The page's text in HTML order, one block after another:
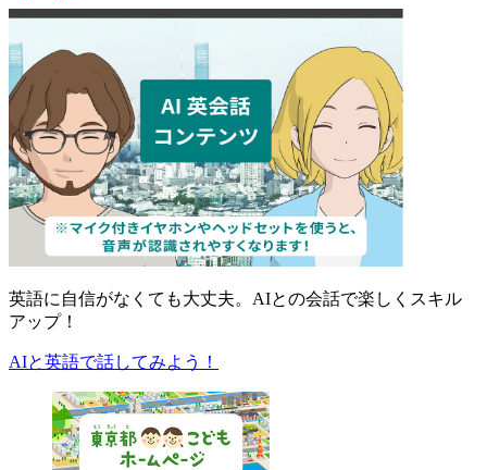
英語に自信がなくても大丈夫。 AIとの会話で楽しくスキル
アップ！
AIと英語で話してみよう！